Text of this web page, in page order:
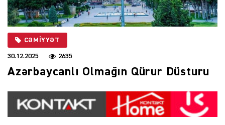
CƏMIYYƏT
30.12.2025 2635
Azərbaycanlı Olmağın Qürur Düsturu